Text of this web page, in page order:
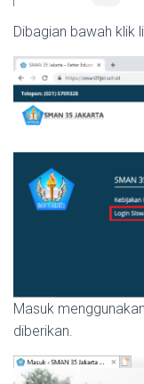
Dibagian bawah klik
Masuk menggunakan
diberikan.